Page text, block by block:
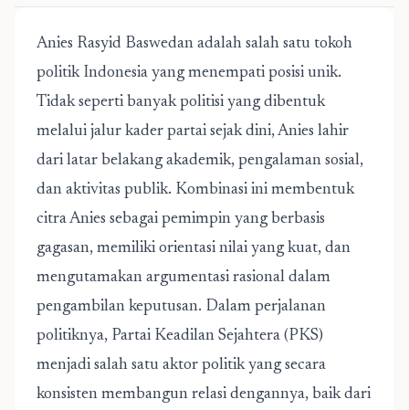
Anies Rasyid Baswedan adalah salah satu tokoh
politik Indonesia yang menempati posisi unik.
Tidak seperti banyak politisi yang dibentuk
melalui jalur kader partai sejak dini, Anies lahir
dari latar belakang akademik, pengalaman sosial,
dan aktivitas publik. Kombinasi ini membentuk
citra Anies sebagai pemimpin yang berbasis
gagasan, memiliki orientasi nilai yang kuat, dan
mengutamakan argumentasi rasional dalam
pengambilan keputusan. Dalam perjalanan
politiknya, Partai Keadilan Sejahtera (PKS)
menjadi salah satu aktor politik yang secara
konsisten membangun relasi dengannya, baik dari